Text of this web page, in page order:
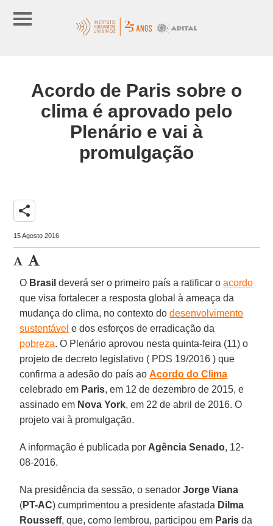
Acordo de Paris sobre o
clima é aprovado pelo
Plenário e vai à
promulgação
share
15 Agosto 2016
O Brasil deverá ser o primeiro país a ratificar oacordo
que visa fortalecer a resposta global à ameaça da
mudança do clima, no contexto dodesenvolvimento
sustentável e dos esforços de erradicação da
pobreza. O Plenário aprovou nesta quinta-feira (11) o
projeto de decreto legislativo ( PDS 19/2016 ) que
confirma a adesão do país aoAcordo do Clima
celebrado em Paris, em 12 de dezembro de 2015, e
assinado em Nova York, em 22 de abril de 2016. O
projeto vai à promulgação.
A informação é publicada por Agência Senado, 12-
08-2016.
Na presidência da sessão, o senadorJorge Viana
(PT-AC) cumprimentou a presidente afastada Dilma
Rousseff, que, como lembrou, participou em Paris da